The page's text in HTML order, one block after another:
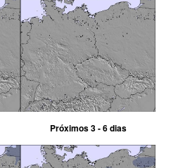
Próximos 3 - 6 dias